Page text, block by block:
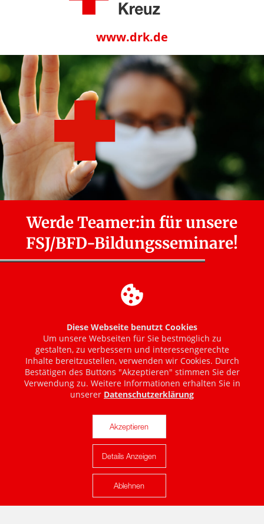
Karte anzeigen
Diese Webseite benutzt Cookies
Um unsere Webseiten für Sie bestmöglich zu
gestalten, zu verbessern und interessengerechte
Inhalte bereitzustellen, verwenden wir Cookies. Durch
Bestätigen des Buttons "Akzeptieren" stimmen Sie der
Verwendung zu. Weitere Informationen erhalten Sie in
unserer Datenschutzerklärung
Akzeptieren
Details Anzeigen
Ablehnen